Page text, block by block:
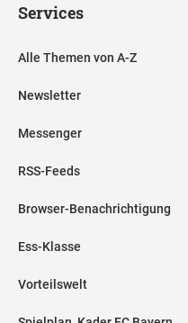
Services
Alle Themen von A-Z
Newsletter
Messenger
RSS-Feeds
Browser-Benachrichtigung
Ess-Klasse
Vorteilswelt